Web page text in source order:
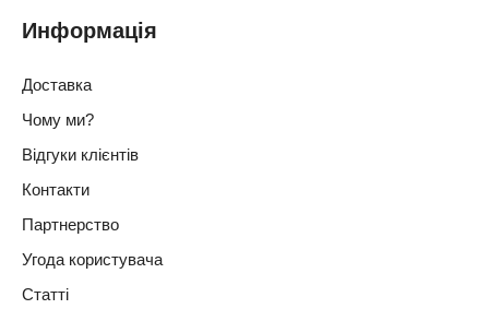
Информація
Доставка
Чому ми?
Відгуки клієнтів
Контакти
Партнерство
Угода користувача
Статті